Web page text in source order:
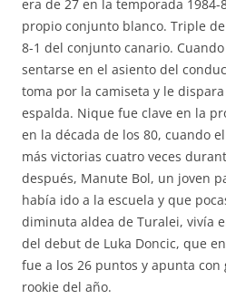
era de 27 en la temporada 1984-
propio conjunto blanco. Triple
8-1 del conjunto canario.
sentarse en el asiento del
toma por la camiseta y le
espalda. Nique fue clave en la
en la década de los 80, cuando
más victorias cuatro veces
después, Manute Bol, un joven
había ido a la escuela y que
diminuta aldea de Turalei, vivía
del debut de Luka Doncic, que
fue a los 26 puntos y apunta con
rookie del año.